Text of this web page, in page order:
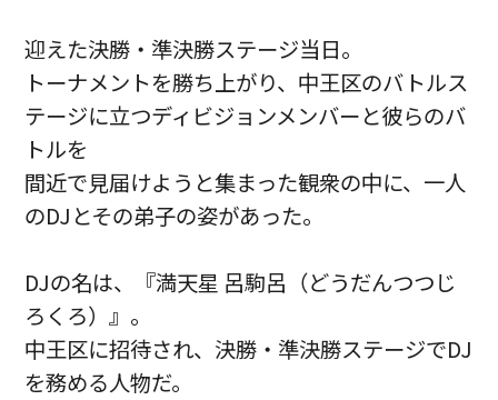
迎えた決勝・準決勝ステージ当日。
トーナメントを勝ち上がり、中王区のバトルス
テージに立つディビジョンメンバーと彼らのバ
トルを
間近で見届けようと集まった観衆の中に、一人
のDJとその弟子の姿があった。
DJの名は、『満天星 呂駒呂（どうだんつつじ
ろくろ）』。
中王区に招待され、決勝・準決勝ステージでDJ
を務める人物だ。